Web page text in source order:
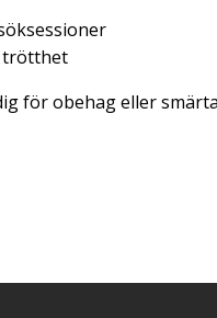
trötthet
för obehag eller